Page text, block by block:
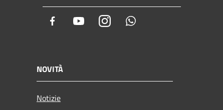
Facebook YoutubeInstagram
NOVITÀ
Notizie